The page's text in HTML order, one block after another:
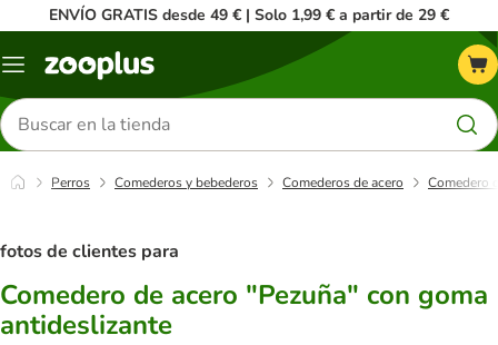
ENVÍO GRATIS desde 49 € | Solo 1,99 € a partir de 29 €
Menú
Buscar
productos
Perros Comederos y bebederos Comederos de acero Comedero
fotos de clientes para
Comedero de acero "Pezuña" con goma
antideslizante